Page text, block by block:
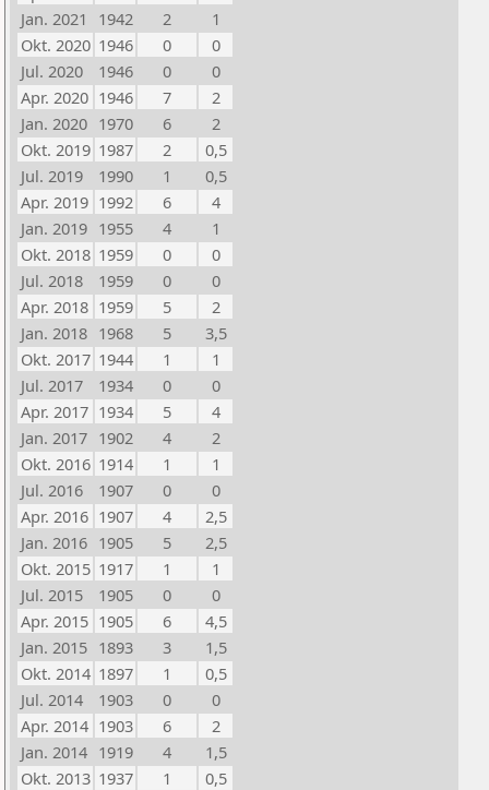
Jan. 2021
1942 2
1
Okt. 2020 1946 0
0
Jul. 2020
1946 0
0
Apr. 2020 1946 7
2
Jan. 2020 1970 6
2
Okt. 2019 1987 2
0,5
Jul. 2019
1990 1
0,5
Apr. 2019 1992 6
4
Jan. 2019 1955 4
1
Okt. 2018 1959 0
0
Jul. 2018
1959 0
0
Apr. 2018 1959 5
2
Jan. 2018 1968 5
3,5
Okt. 2017 1944 1
1
Jul. 2017
1934 0
0
Apr. 2017 1934 5
4
Jan. 2017 1902 4
2
Okt. 2016 1914 1
1
Jul. 2016
1907 0
0
Apr. 2016 1907 4
2,5
Jan. 2016 1905 5
2,5
Okt. 2015 1917 1
1
Jul. 2015
1905 0
0
Apr. 2015 1905 6
4,5
Jan. 2015 1893 3
1,5
Okt. 2014 1897 1
0,5
Jul. 2014
1903 0
0
Apr. 2014 1903 6
2
Jan. 2014 1919 4
1,5
Okt. 2013 1937 1
0,5